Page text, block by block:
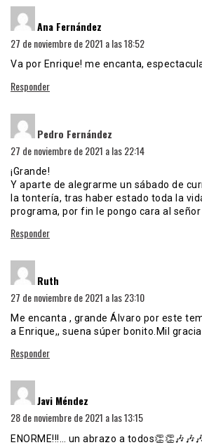
Ana Fernández
27 de noviembre de 2021 a las 18:52
Va por Enrique! me encanta,
Responder
Pedro Fernández
27 de noviembre de 2021 a las 22:14
¡Grande!
Y aparte de alegrarme un sábado de
la tontería, tras haber estado toda la
programa, por fin le pongo cara al
Responder
Ruth
27 de noviembre de 2021 a las 23:10
Me encanta , grande Álvaro por este
a Enrique,, suena súper bonito.Mil
Responder
Javi Méndez
28 de noviembre de 2021 a las 13:15
ENORME!!!… un abrazo a